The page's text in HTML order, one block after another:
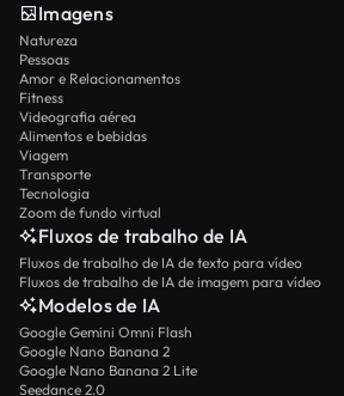
Imagens
Natureza
Pessoas
Amor e Relacionamentos
Fitness
Videografia aérea
Alimentos e bebidas
Viagem
Transporte
Tecnologia
Zoom de fundo virtual
Fluxos de trabalho de IA
Fluxos de trabalho de IA de texto para vídeo
Fluxos de trabalho de IA de imagem para vídeo
Modelos de IA
Google Gemini Omni Flash
Google Nano Banana 2
Google Nano Banana 2 Lite
Seedance 2.0